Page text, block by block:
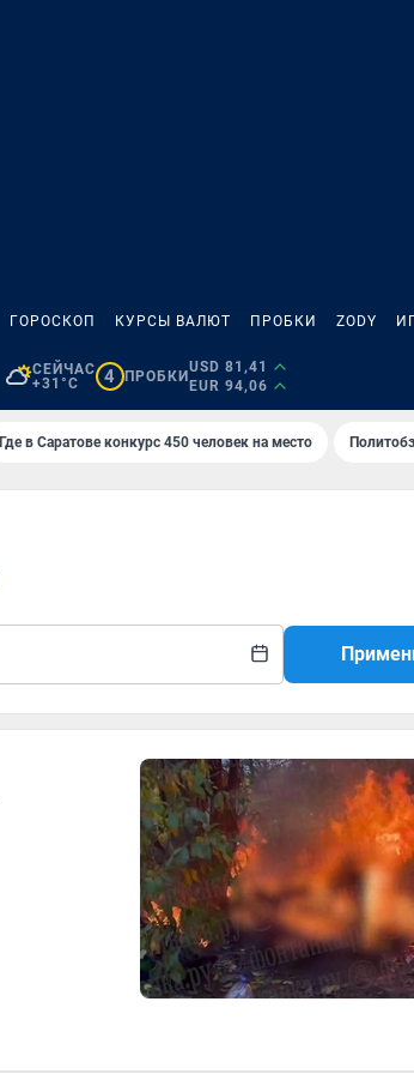
ГОРОСКОП КУРСЫ ВАЛЮТ ПРОБКИ ZODY
СЕЙЧАС
+31°C
4 ПРОБКИ
USD 81,41
EUR 94,06
Где в Саратове конкурс 450 человек на место